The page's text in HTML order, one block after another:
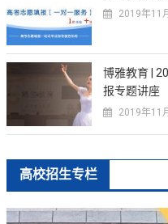
2019年11
博雅教育 |
报专题讲座
2019年11
高校招生专栏